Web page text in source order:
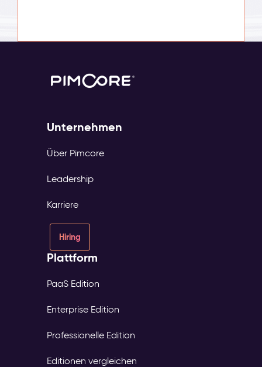
Unternehmen
Über Pimcore
Leadership
Karriere
Hiring
Plattform
PaaS Edition
Enterprise Edition
Professionelle Edition
Editionen vergleichen